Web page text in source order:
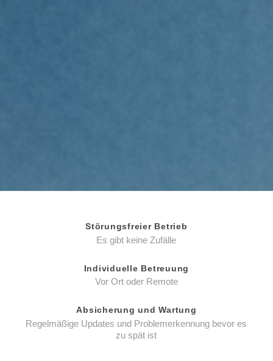
Störungsfreier Betrieb
Es gibt keine Zufälle
Individuelle Betreuung
Vor Ort oder Remote
Absicherung und Wartung
Regelmäßige Updates und Problemerkennung bevor es
zu spät ist